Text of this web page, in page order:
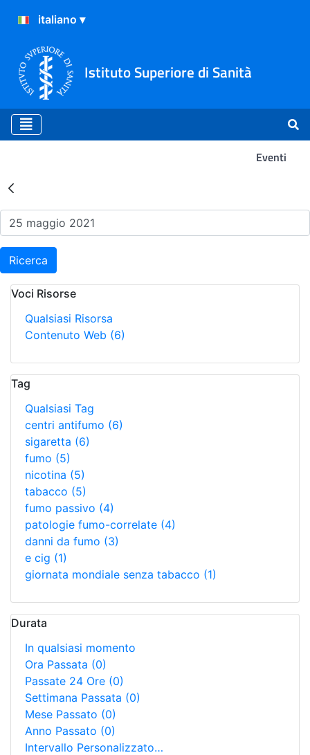
Istituto Superiore di Sanità
Eventi
Risultati della Ricerca -
Ricerca
Voci Risorse
Qualsiasi Risorsa
Contenuto Web (6)
Tag
Qualsiasi Tag
centri antifumo (6)
sigaretta (6)
fumo (5)
nicotina (5)
tabacco (5)
fumo passivo (4)
patologie fumo-correlate (4)
danni da fumo (3)
e cig (1)
giornata mondiale senza tabacco (1)
Durata
In qualsiasi momento
Ora Passata (0)
Passate 24 Ore (0)
Settimana Passata (0)
Mese Passato (0)
Anno Passato (0)
Intervallo Personalizzato…